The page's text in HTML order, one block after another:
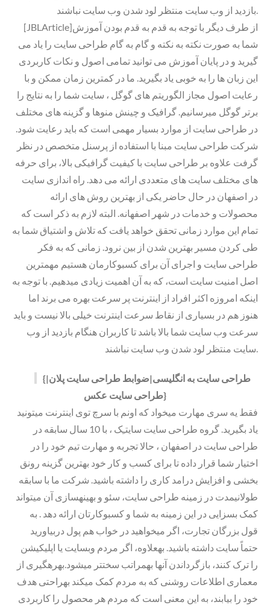
بازدید از وب سایت منتظر لود شدن وب سایت نباشند.
[JBLArticle]از طرف دیگر با توجه به قدم به قدم بودن آموزش
شما به صورت نکته به نکته و گام به گام طراحی سایت را یاد می
گیرید و در پایان آموزش می توانید تمامی اصول و نکات کاربردی
این زبان ها را به خوبی یاد بگیرید. ما در کمترین زمان ممکن و با
رعایت اصول مجاز الگوریتم های گوگل ، سایت شما را به نتایج را
برتر گوگل میرسانیم. گرافیک و چینش منوها و گزینه های مختلف
در طراحی سایت از موارد بسیار مهمی است که باید رعایت شود.
شرکت طراحی سایت مبنا با استفاده از پرسنل متخصص در نظر
گرفت علاوه بر طراحی سایت با کیفیت گرافیکی بالا، برای حرفه
های مختلف سایت های متعددی ارائه می دهد. راه اندازی سایت
در اصفهان در حال حاضر یکی از بهترین روش های ارائه
محصولات و خدمات در شهر اصفهانه. البته لازم به ذکر است که
تمام این موارد زمانی تحقق خواهد یافت که تلاش و اشتیاق شما به
طی کردن مسیر بهترین شدن از بین نرود. زمانی که به فکر
طراحی سایت و اجرای آن برای کسبوکارمان هستیم مهمترین
اصل امنیت سایت است، که به آن اهمیت زیادی میدهیم. با توجه به
اینکه امروزه اکثر افراد از اینترنت پر سرعت بهره می برند اما
هنوز هم در بسیاری از نقاط سرعت اینترنت خیلی بالا نیست و باید
سرعت وب سایت شما بالا باشد تا کاربران هنگام بازدید از وب
سایت منتظر لود شدن وب سایت نباشند.
{طراحی سایت به انگلیسی|ضوابط طراحی سایت پلان|
طراحی سایت عکس}
فقط یه سری مهارت میخواد که اونم با سرچ توی اینترنت میتونید
یاد بگیرید. گروه طراحی سایت سایتـِک ، با 10 سال سابقه در
طراحی سایت در اصفهان ، حالا تجربه و مهارت تیم خود را در
اختیار شما قرار داده تا برای کسب و کار خود بهترین گزینه رونق
بخشی و افزایش درامد کاری را داشته باشید. شرکت ما با سابقه
طولانیمدت در زمینه طراحی سایت، سئو و بهینهسازی آن میتواند
کمک بسزایی در این زمینه به شما و کسبوکارتان ارائه دهد . به
قول بزرگان تجارت، اگر میخواهید در خواب هم پول دربیاورید
حتماً سایت داشته باشید. بهعلاوه، اگر مردم وبسایت یا اپلیکیشن
را ترک کنند، بازگرداندن آنها بهمراتب سختتر میشود.بهرهگیری از
معماری اطلاعات روشنی که به مردم کمک میکند بهراحتی هدف
خود را بیابند، به این معنی است که مردم هر محصول را کاربردی